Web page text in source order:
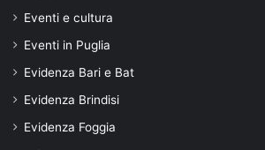
Eventi e cultura
Eventi in Puglia
Evidenza Bari e Bat
Evidenza Brindisi
Evidenza Foggia